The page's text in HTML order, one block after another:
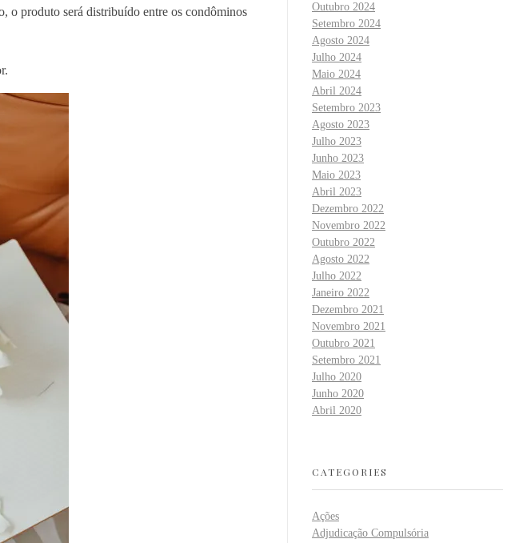
o produto será distribuído entre os condôminos
Outubro 2024
Setembro 2024
Agosto 2024
Julho 2024
Maio 2024
Abril 2024
Setembro 2023
Agosto 2023
Julho 2023
Junho 2023
Maio 2023
Abril 2023
Dezembro 2022
Novembro 2022
Outubro 2022
Agosto 2022
Julho 2022
Janeiro 2022
Dezembro 2021
Novembro 2021
Outubro 2021
Setembro 2021
Julho 2020
Junho 2020
Abril 2020
CATEGORIES
Ações
Adjudicação Compulsória